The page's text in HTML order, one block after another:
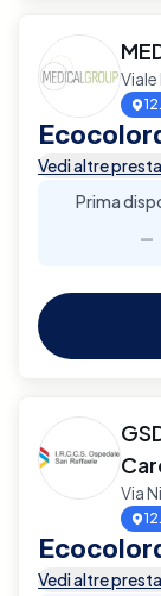
Vedi altre
Prima
-
Via
Vedi altre